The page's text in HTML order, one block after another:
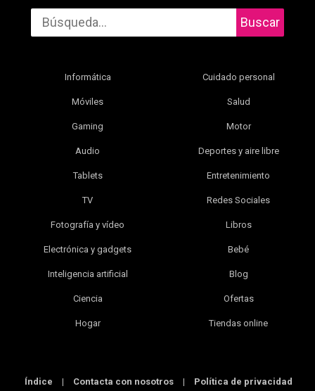
Buscar
Informática
Móviles
Gaming
Audio
Tablets
TV
Fotografía y vídeo
Electrónica y gadgets
Inteligencia artificial
Ciencia
Hogar
Cuidado personal
Salud
Motor
Deportes y aire libre
Entretenimiento
Redes Sociales
Libros
Bebé
Blog
Ofertas
Tiendas online
Índice | Contacta con nosotros | Política de privacidad